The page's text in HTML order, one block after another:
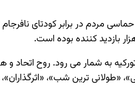
مردم در برابر کودتای نافرجام
بازدید کننده بوده است.
به شمار می ‌رود. روح اتحاد و
‌ترین شب»،